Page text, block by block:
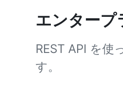
エンタープ
REST API を使
す。